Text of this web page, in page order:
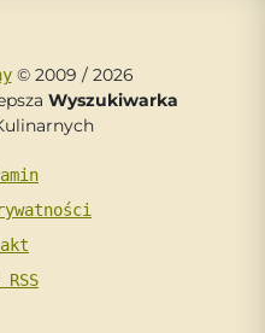
© 2009 / 2026
Wyszukiwarka
RSS